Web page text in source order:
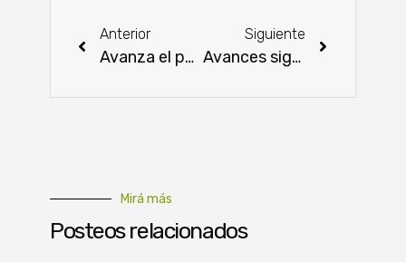
Anterior
Avanza el puente que revolucionará la conectividad en Alto Paraná
Siguiente
Avances significativos en el Gasoducto Bioceánico
Mirá más
Posteos relacionados